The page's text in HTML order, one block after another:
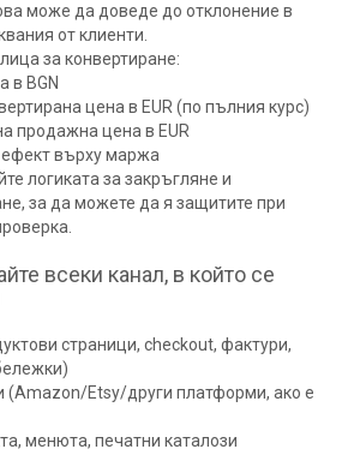
може да доведе до отклонение в
от клиенти.
за конвертиране:
в BGN
цена в EUR (по пълния курс)
продажна цена в EUR
ефект върху маржа
логиката за закръгляне и
за да можете да я защитите при
всеки канал, в който се
страници, checkout, фактури,
(Amazon/Etsy/други платформи, ако е
менюта, печатни каталози